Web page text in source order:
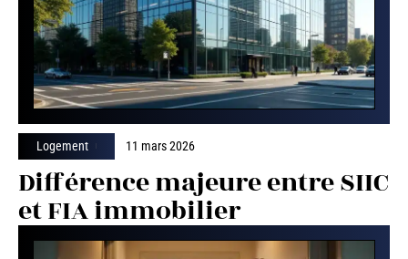
Logement 11 mars 2026
Différence majeure entre SIIC
et FIA immobilier